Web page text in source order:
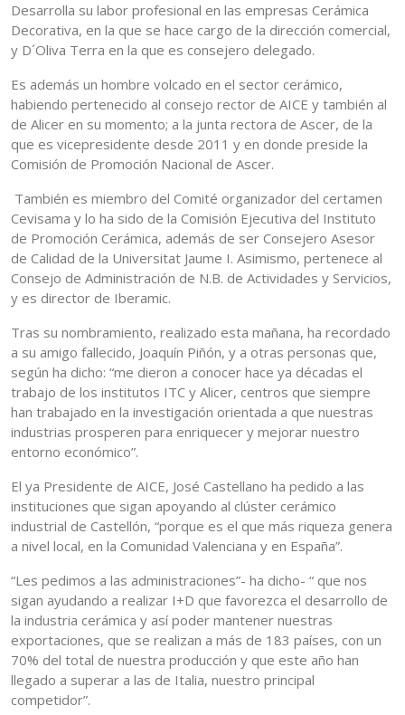
Desarrolla su labor profesional en las empresas Cerámica
Decorativa, en la que se hace cargo de la dirección comercial,
y D´Oliva Terra en la que es consejero delegado.
Es además un hombre volcado en el sector cerámico,
habiendo pertenecido al consejo rector de AICE y también al
de Alicer en su momento; a la junta rectora de Ascer, de la
que es vicepresidente desde 2011 y en donde preside la
Comisión de Promoción Nacional de Ascer.
También es miembro del Comité organizador del certamen
Cevisama y lo ha sido de la Comisión Ejecutiva del Instituto
de Promoción Cerámica, además de ser Consejero Asesor
de Calidad de la Universitat Jaume I. Asimismo, pertenece al
Consejo de Administración de N.B. de Actividades y Servicios,
y es director de Iberamic.
Tras su nombramiento, realizado esta mañana, ha recordado
a su amigo fallecido, Joaquín Piñón, y a otras personas que,
según ha dicho: “me dieron a conocer hace ya décadas el
trabajo de los institutos ITC y Alicer, centros que siempre
han trabajado en la investigación orientada a que nuestras
industrias prosperen para enriquecer y mejorar nuestro
entorno económico”.
El ya Presidente de AICE, José Castellano ha pedido a las
instituciones que sigan apoyando al clúster cerámico
industrial de Castellón, “porque es el que más riqueza genera
a nivel local, en la Comunidad Valenciana y en España”.
“Les pedimos a las administraciones”- ha dicho- “ que nos
sigan ayudando a realizar I+D que favorezca el desarrollo de
la industria cerámica y así poder mantener nuestras
exportaciones, que se realizan a más de 183 países, con un
70% del total de nuestra producción y que este año han
llegado a superar a las de Italia, nuestro principal
competidor”.